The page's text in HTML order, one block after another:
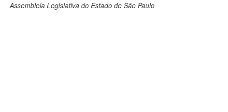
Assembleia Legislativa do Estado de São Paulo